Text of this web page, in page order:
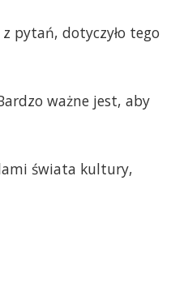
pytań, dotyczyło tego
ważne jest, aby
świata kultury,